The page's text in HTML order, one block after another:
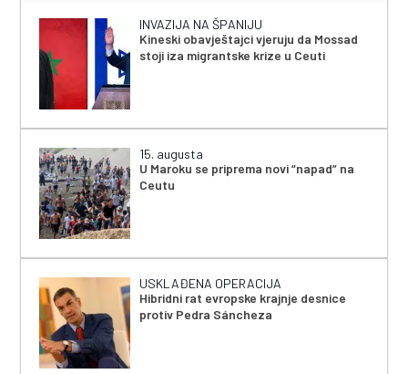
INVAZIJA NA ŠPANIJU
Kineski obavještajci vjeruju da Mossad
stoji iza migrantske krize u Ceuti
15. augusta
U Maroku se priprema novi “napad” na
Ceutu
USKLAĐENA OPERACIJA
Hibridni rat evropske krajnje desnice
protiv Pedra Sáncheza